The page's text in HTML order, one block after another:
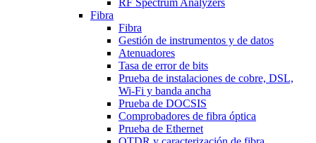
RF Spectrum Analyzers
Fibra
Fibra
Gestión de instrumentos y de datos
Atenuadores
Tasa de error de bits
Prueba de instalaciones de cobre, DSL,
Wi-Fi y banda ancha
Prueba de DOCSIS
Comprobadores de fibra óptica
Prueba de Ethernet